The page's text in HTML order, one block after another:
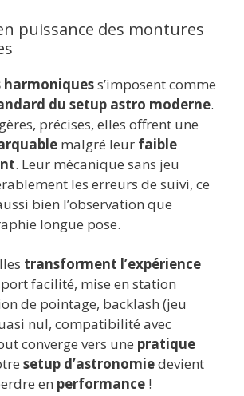
puissance des montures
s’imposent comme
du setup astro moderne.
précises, elles offrent une
malgré leur faible
. Leur mécanique sans jeu
les erreurs de suivi, ce
bien l’observation que
longue pose.
transforment l’expérience
facilité, mise en station
de pointage, backlash (jeu
nul, compatibilité avec
converge vers une pratique
setup d’astronomiedevient
en performance !